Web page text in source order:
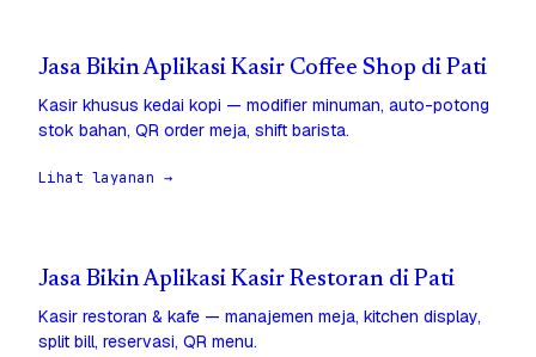
Jasa Bikin Aplikasi Kasir Coffee Shop di Pati
Kasir khusus kedai kopi — modifier minuman, auto-potong
stok bahan, QR order meja, shift barista.
Lihat layanan →
Jasa Bikin Aplikasi Kasir Restoran di Pati
Kasir restoran & kafe — manajemen meja, kitchen display,
split bill, reservasi, QR menu.